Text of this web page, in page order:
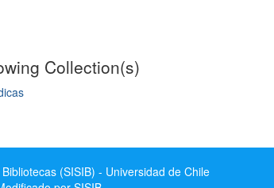
Collection(s)
(SISIB) - Universidad de Chile